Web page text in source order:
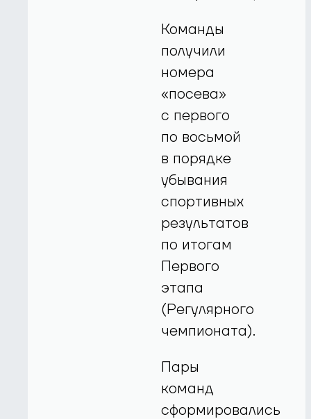
Команды
получили
номера
«посева»
с первого
по восьмой
в порядке
убывания
спортивных
результатов
по итогам
Первого
этапа
(Регулярного
чемпионата).
Пары
команд
сформировались